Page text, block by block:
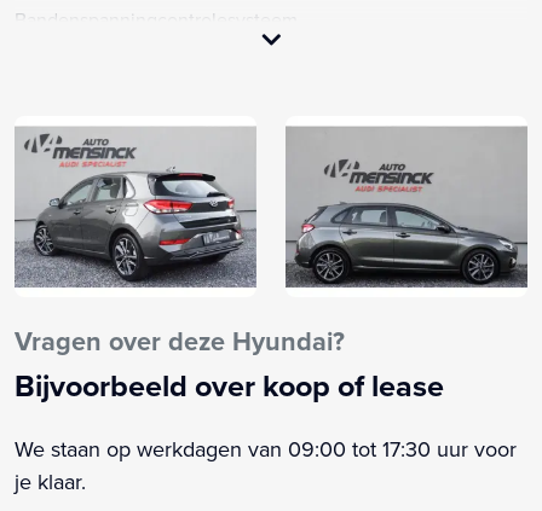
Bandenspanningcontrolesysteem
Bluetooth Music Streaming
Climatronic, Op 2 zones
Cruise control
Daglichtschakelaar, Automatisch
Dagrijverlichting, LED
Draadloos Opladen
Fabrieksgarantie
Grootlichtassistent
ISOFIX
Lichtmetalen velgen 16 inch
Vragen over deze Hyundai?
Bijvoorbeeld over koop of lease
We staan op werkdagen van 09:00 tot 17:30 uur voor
je klaar.